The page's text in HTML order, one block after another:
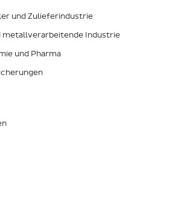
und Zulieferindustrie
metallverarbeitende Industrie
und Pharma